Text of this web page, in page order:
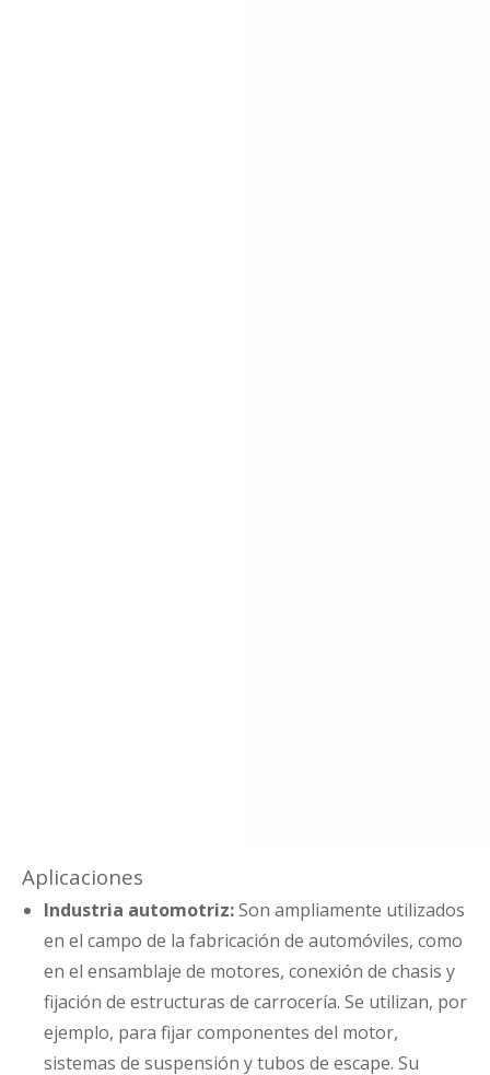
Aplicaciones
Industria automotriz:Son ampliamente utilizados
en el campo de la fabricación de automóviles, como
en el ensamblaje de motores, conexión de chasis y
fijación de estructuras de carrocería. Se utilizan, por
ejemplo, para fijar componentes del motor,
sistemas de suspensión y tubos de escape. Su